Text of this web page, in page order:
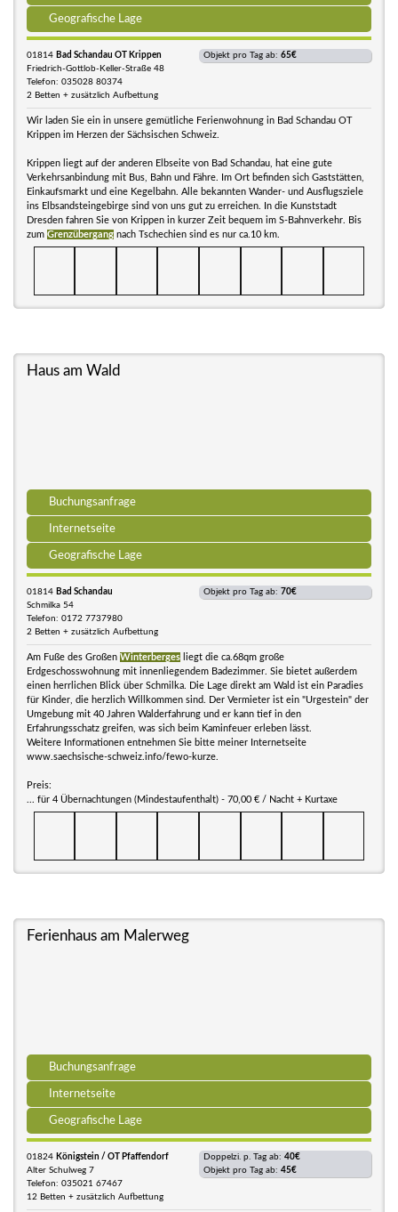
Geografische Lage
01814 Bad Schandau OT Krippen
Friedrich-Gottlob-Keller-Straße 48
Telefon: 035028 80374
2 Betten + zusätzlich Aufbettung
Objekt pro Tag ab: 65€
Wir laden Sie ein in unsere gemütliche Ferienwohnung in Bad Schandau OT
Krippen im Herzen der Sächsischen Schweiz.
Krippen liegt auf der anderen Elbseite von Bad Schandau, hat eine gute
Verkehrsanbindung mit Bus, Bahn und Fähre. Im Ort befinden sich Gaststätten,
Einkaufsmarkt und eine Kegelbahn. Alle bekannten Wander- und Ausflugsziele
ins Elbsandsteingebirge sind von uns gut zu erreichen. In die Kunststadt
Dresden fahren Sie von Krippen in kurzer Zeit bequem im S-Bahnverkehr. Bis
zum Grenzübergang nach Tschechien sind es nur ca.10 km.
Haus am Wald
Buchungsanfrage
Internetseite
Geografische Lage
01814 Bad Schandau
Schmilka 54
Telefon: 0172 7737980
2 Betten + zusätzlich Aufbettung
Objekt pro Tag ab: 70€
Am Fuße des Großen Winterberges liegt die ca.68qm große
Erdgeschosswohnung mit innenliegendem Badezimmer. Sie bietet außerdem
einen herrlichen Blick über Schmilka. Die Lage direkt am Wald ist ein Paradies
für Kinder, die herzlich Willkommen sind. Der Vermieter ist ein "Urgestein" der
Umgebung mit 40 Jahren Walderfahrung und er kann tief in den
Erfahrungsschatz greifen, was sich beim Kaminfeuer erleben lässt.
Weitere Informationen entnehmen Sie bitte meiner Internetseite
www.saechsische-schweiz.info/fewo-kurze.
Preis:
... für 4 Übernachtungen (Mindestaufenthalt) - 70,00 € / Nacht + Kurtaxe
Ferienhaus am Malerweg
Buchungsanfrage
Internetseite
Geografische Lage
01824 Königstein / OT Pfaffendorf
Alter Schulweg 7
Telefon: 035021 67467
12 Betten + zusätzlich Aufbettung
Doppelzi. p. Tag ab: 40€
Objekt pro Tag ab: 45€